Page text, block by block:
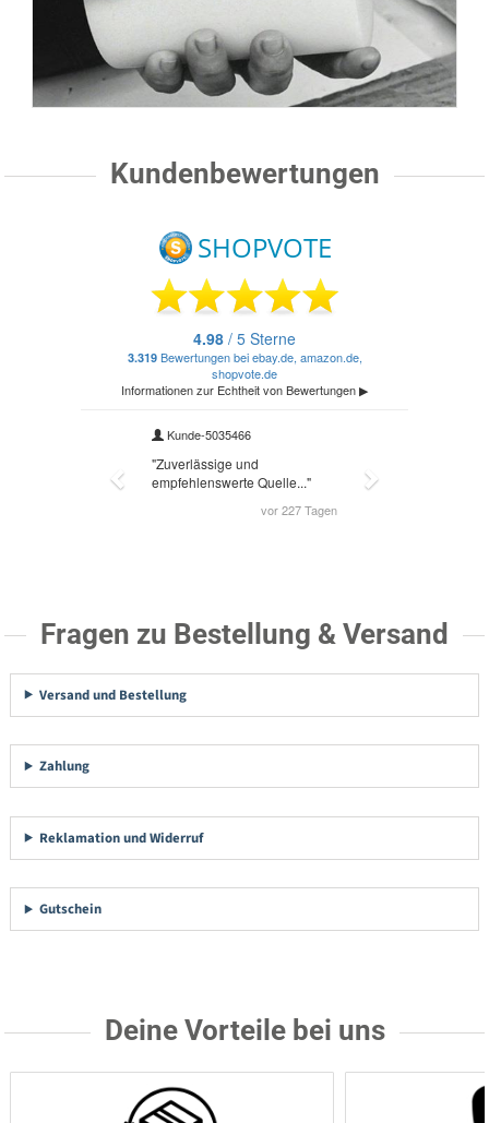
Kundenbewertungen
Fragen zu Bestellung & Versand
Versand und Bestellung
Zahlung
Reklamation und Widerruf
Gutschein
Deine Vorteile bei uns